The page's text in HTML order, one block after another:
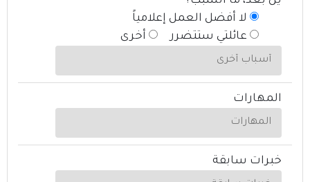
لا أفضل العمل إعلامياً
عائلتي ستتضرر
أخرى
المهارات
خبرات سابقة